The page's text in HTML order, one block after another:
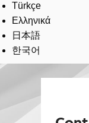
Türkçe
Ελληνικά
日本語
한국어